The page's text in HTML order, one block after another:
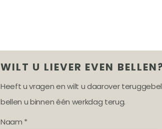
WILT U LIEVER EVEN
Heeft u vragen en wilt u daarover
bellen u binnen één werkdag terug.
Naam *